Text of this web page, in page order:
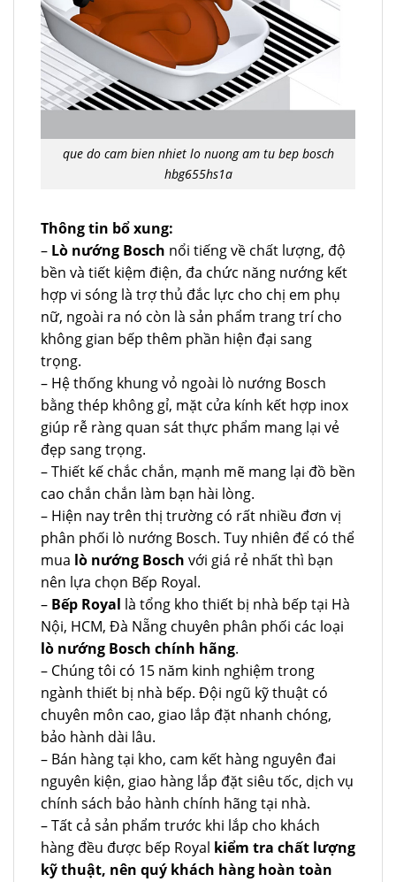
que do cam bien nhiet lo nuong am tu bep bosch
hbg655hs1a
Thông tin bổ xung:
– Lò nướng Bosch nổi tiếng về chất lượng, độ
bền và tiết kiệm điện, đa chức năng nướng kết
hợp vi sóng là trợ thủ đắc lực cho chị em phụ
nữ, ngoài ra nó còn là sản phẩm trang trí cho
không gian bếp thêm phần hiện đại sang
trọng.
– Hệ thống khung vỏ ngoài lò nướng Bosch
bằng thép không gỉ, mặt cửa kính kết hợp inox
giúp rễ ràng quan sát thực phẩm mang lại vẻ
đẹp sang trọng.
– Thiết kế chắc chắn, mạnh mẽ mang lại đồ bền
cao chắn chắn làm bạn hài lòng.
– Hiện nay trên thị trường có rất nhiều đơn vị
phân phối lò nướng Bosch. Tuy nhiên để có thể
mua lò nướng Bosch với giá rẻ nhất thì bạn
nên lựa chọn Bếp Royal.
– Bếp Royal là tổng kho thiết bị nhà bếp tại Hà
Nội, HCM, Đà Nẵng chuyên phân phối các loại
lò nướng Bosch chính hãng.
– Chúng tôi có 15 năm kinh nghiệm trong
ngành thiết bị nhà bếp. Đội ngũ kỹ thuật có
chuyên môn cao, giao lắp đặt nhanh chóng,
bảo hành dài lâu.
– Bán hàng tại kho, cam kết hàng nguyên đai
nguyên kiện, giao hàng lắp đặt siêu tốc, dịch vụ
chính sách bảo hành chính hãng tại nhà.
– Tất cả sản phẩm trước khi lắp cho khách
hàng đều được bếp Royal kiểm tra chất lượng
kỹ thuật, nên quý khách hàng hoàn toàn